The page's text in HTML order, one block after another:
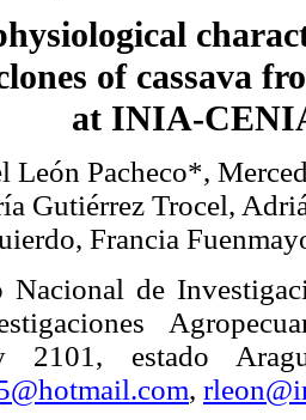
of cassava
at INIA-
León Pacheco*,
Gutiérrez Trocel,
Francia
Nacional de
2101, estado
,